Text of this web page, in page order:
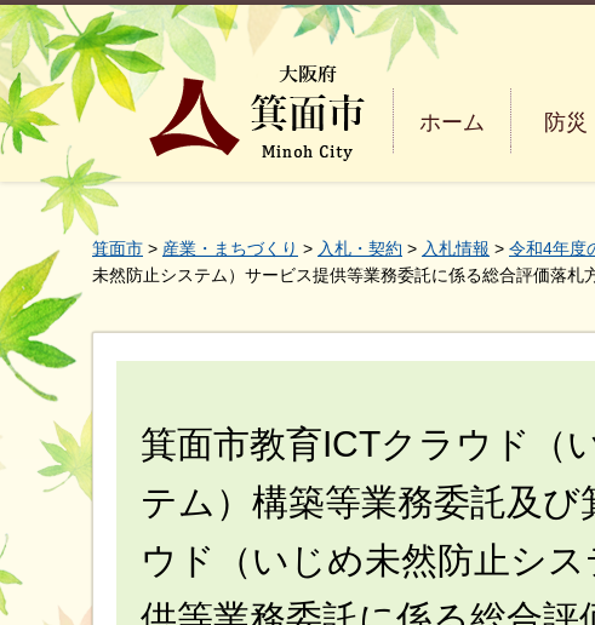
大阪
ホーム 防災
箕面市 > 産業・まちづくり > 入札・契約 > 入札情報 > 令和4年度
未然防止システム）サービス提供等業務委託に係る総合評価落札
箕面市教育ICTクラウド（
テム）構築等業務委託及び
ウド（いじめ未然防止シ